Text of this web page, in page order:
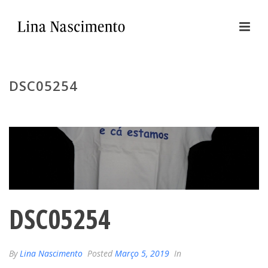
DSC05254
DSC05254
By Lina Nascimento Posted Março 5, 2019 In